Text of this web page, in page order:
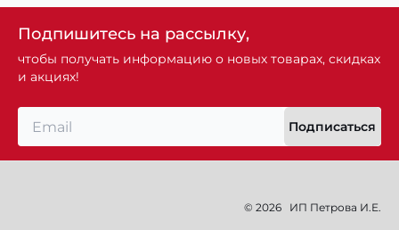
Подпишитесь на рассылку,
чтобы получать информацию о новых товарах, скидках
и акциях!
Подписаться
© 2026 ИП Петрова И.Е.